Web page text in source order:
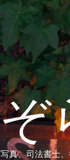
真、司法書士